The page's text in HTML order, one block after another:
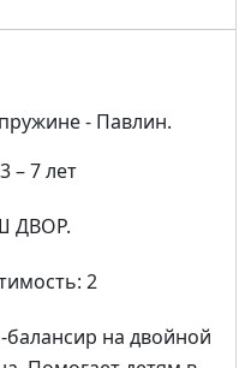
- Павлин.
– 7 лет
ДВОР.
2
на двойной